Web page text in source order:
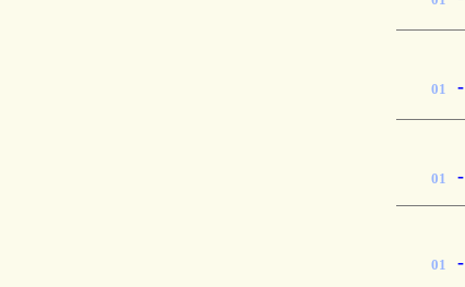
01 -
01 -
01 -